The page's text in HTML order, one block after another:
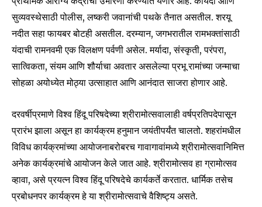
To subscribe, simply enter your email address on our website
or click the subscribe button below. Don't worry, we respect
your privacy and won't spam your inbox. Your information is
safe with us.
SUBSCRIBE
I've read and accept the Privacy Policy.
सुव्यवस्थेसाठी पोलीस, लष्करी जवानांची पथके तैनात असतील. शरयू
नदीत सहा फायबर बोटही असतील. दरम्यान, जगभरातील रामभक्तांसाठी
यंदाची रामनवमी एक विलक्षण पर्वणी असेल. मर्यादा, संस्कृती, परंपरा,
सात्विकता, संयम आणि शौर्याचा अवतार असलेल्या प्रभू रामांच्या जन्माचा
सोहळा अयोध्येत मोठ्या उत्साहात आणि आनंदात साजरा होणार आहे.
दरवर्षीप्रमाणे विश्व हिंदू परिषदेच्या श्रीरामोत्सवालाही वर्षप्रतिपदेपासून
प्रारंभ झाला असून हा कार्यक्रम हनुमान जयंतीपर्यंत चालतो. शहरांमधील
विविध कार्यक्रमांच्या आयोजनाबरोबरच गावागावांमध्ये श्रीरामोत्सवानिमित्त
अनेक कार्यक्रमांचे आयोजन केले जात आहे. श्रीरामोत्सव हा ग्रामोत्सव
व्हावा, असे प्रयत्न विश्व हिंदू परिषदेचे कार्यकर्ते करतात. धार्मिक तसेच
प्रबोधनपर कार्यक्रम हे या श्रीरामोत्सवाचे वैशिष्ट्य असते.